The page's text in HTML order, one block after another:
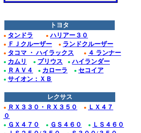
トヨタ
● タンドラ ● ハリアー３０
● ＦＪクルーザー ● ランドクルーザー
● タコマ ・ ハイラックス ● ４ ランナー
● カムリ ● プリウス ● ハイランダー
● ＲＡＶ４ ● カローラ ● セコイア
● サイオン：ＸＢ
レクサス
● ＲＸ３３０・ＲＸ３５０ ●
ＬＸ４７
０
● ＧＸ４７０ ● ＧＳ４６０ ● ＬＳ４６０